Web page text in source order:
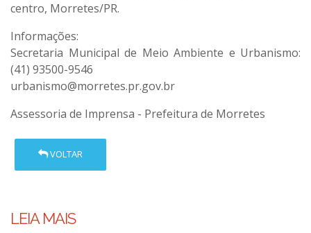
centro, Morretes/PR.
Informações:
Secretaria Municipal de Meio Ambiente e Urbanismo:
(41) 93500-9546
urbanismo@morretes.pr.gov.br
Assessoria de Imprensa - Prefeitura de Morretes
VOLTAR
LEIA MAIS